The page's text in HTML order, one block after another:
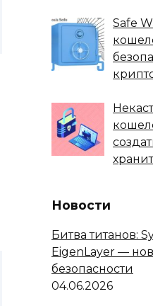
Safe
Новости
Битва титанов:
EigenLayer —
безопасности
04.06.2026